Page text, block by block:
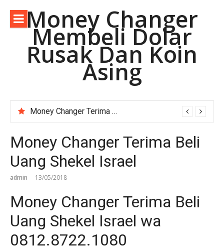
konten Money Changer
Membeli Dolar
Rusak Dan Koin
Asing
Money Changer Terima Dolar Australia Lama.
Money Changer Terima Beli
Uang Shekel Israel
admin 13/05/2018
Money Changer Terima Beli
Uang Shekel Israel wa
0812.8722.1080